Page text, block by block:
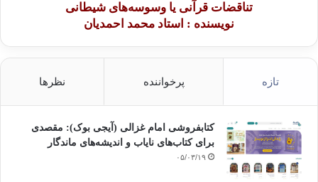
تناقضات قرآنی یا وسوسه‌های شیطانی
نویسنده : استاد محمد احمدیان
تازه پرخواننده نظرها
کتابفروشی امام غزالی (آیجی بوک): مقصدی
برای کتاب‌های نایاب و اندیشه‌های ماندگار
۰۵/۰۳/۱۹